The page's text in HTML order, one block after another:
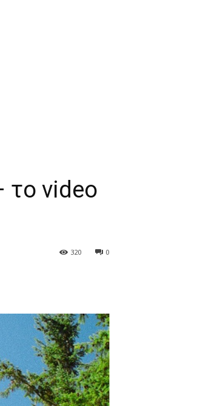
το video
0
320